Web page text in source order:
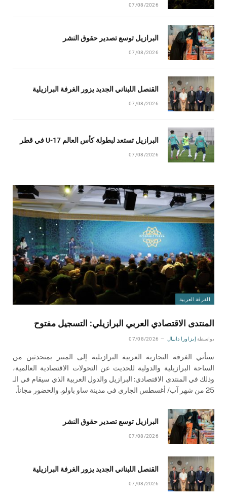
07/08/2026
البرازيل توسع تصدير حقوق النشر
07/08/2026
القنصل اللبناني الجديد يزور الغرفة البرازيلية
07/08/2026
البرازيل تستعد لبطولة كأس العالم U-17 في قطر
07/08/2026
الغرفة العربية
المنتدى الاقتصادي العربي البرازيلي: التسجيل مفتوح
بواسطة إيزاورا دانيال 07/08/2026
ستأتي الغرفة التجارية العربية البرازيلية إلى المنبر بمتحدثين من
الساحة البرازيلية والدولية للحديث عن التحولات الاقتصادية العالمية،
وذلك في المنتدى الاقتصادي: البرازيل والدول العربية الذي سيقام في الـ
25 من شهر آب/ أغسطس الجاري في مدينة ساو باولو. والحضور مجاناً.
البرازيل توسع تصدير حقوق النشر
07/08/2026
القنصل اللبناني الجديد يزور الغرفة البرازيلية
07/08/2026